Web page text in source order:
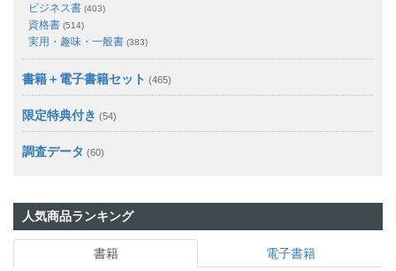
ビジネス書 (403)
資格書 (514)
実用・趣味・一般書 (383)
書籍＋電子書籍セット (465)
限定特典付き (54)
調査データ (60)
人気商品ランキング
書籍 電子書籍